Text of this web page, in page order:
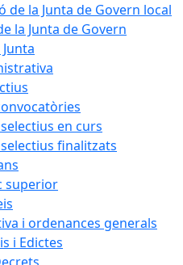
de la Junta de Govern local
la Junta de Govern
en curs
finalitzats
superior
i ordenances generals
i Edictes